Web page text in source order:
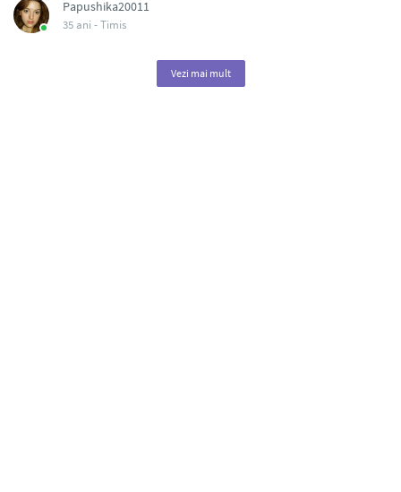
Papushika20011
35 ani -Timis
Vezi mai mult